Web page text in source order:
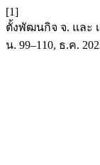
[1]
ตั้งพัฒนกิจ จ. และ
น. 99–110, ธ.ค.